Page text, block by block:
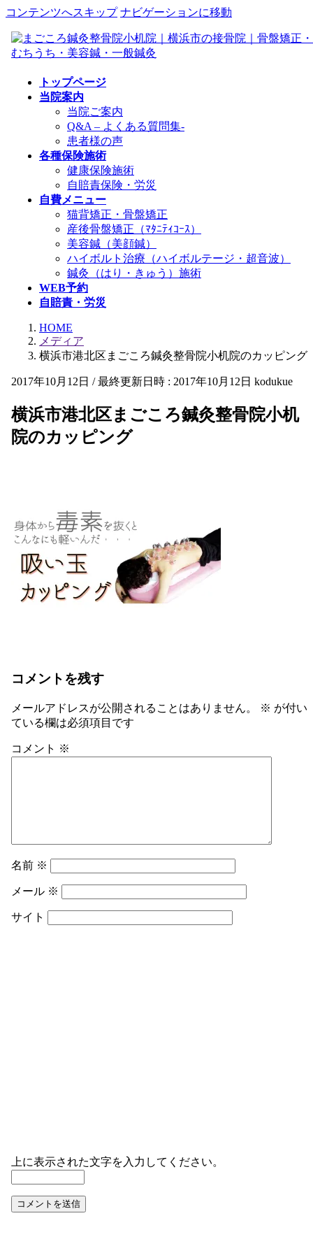
コンテンツへスキップ ナビゲーションに移動
トップページ
当院案内
当院ご案内
Q&A – よくある質問集-
患者様の声
各種保険施術
健康保険施術
自賠責保険・労災
自費メニュー
猫背矯正・骨盤矯正
産後骨盤矯正（ﾏﾀﾆﾃｨｺｰｽ）
美容鍼（美顔鍼）
ハイボルト治療（ハイボルテージ・超音波）
鍼灸（はり・きゅう）施術
WEB予約
自賠責・労災
HOME
メディア
横浜市港北区まごころ鍼灸整骨院小机院のカッピング
2017年10月12日 / 最終更新日時 : 2017年10月12日 kodukue
横浜市港北区まごころ鍼灸整骨院小机
院のカッピング
コメントを残す
メールアドレスが公開されることはありません。 ※ が付い
ている欄は必須項目です
コメント ※
名前 ※
メール ※
サイト
上に表示された文字を入力してください。